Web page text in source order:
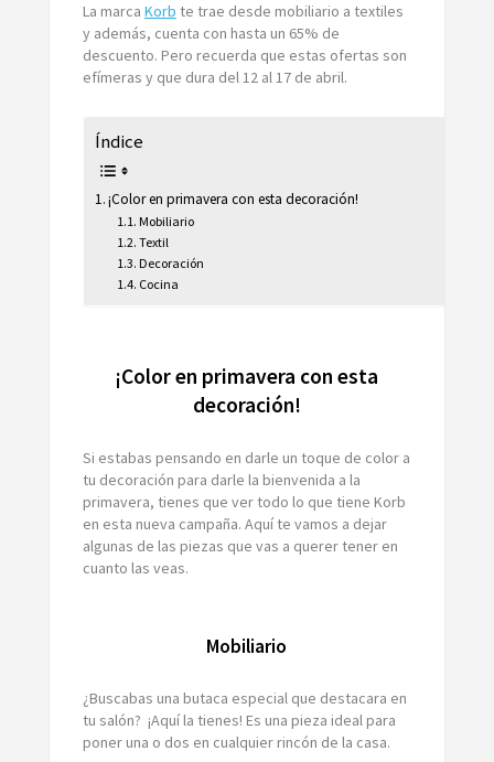
La marca Korb te trae desde mobiliario a textiles
y además, cuenta con hasta un 65% de
descuento. Pero recuerda que estas ofertas son
efímeras y que dura del 12 al 17 de abril.
Índice
¡Color en primavera con esta decoración!
Mobiliario
Textil
Decoración
Cocina
¡Color en primavera con esta
decoración!
Si estabas pensando en darle un toque de color a
tu decoración para darle la bienvenida a la
primavera, tienes que ver todo lo que tiene Korb
en esta nueva campaña. Aquí te vamos a dejar
algunas de las piezas que vas a querer tener en
cuanto las veas.
Mobiliario
¿Buscabas una butaca especial que destacara en
tu salón? ¡Aquí la tienes! Es una pieza ideal para
poner una o dos en cualquier rincón de la casa.